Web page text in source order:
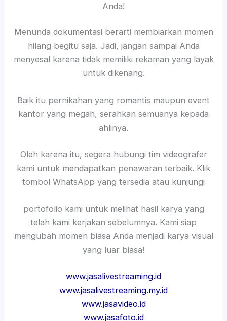
Anda!
Menunda dokumentasi berarti membiarkan momen
hilang begitu saja. Jadi, jangan sampai Anda
menyesal karena tidak memiliki rekaman yang layak
untuk dikenang.
Baik itu pernikahan yang romantis maupun event
kantor yang megah, serahkan semuanya kepada
ahlinya.
Oleh karena itu, segera hubungi tim videografer
kami untuk mendapatkan penawaran terbaik. Klik
tombol WhatsApp yang tersedia atau kunjungi
portofolio kami untuk melihat hasil karya yang
telah kami kerjakan sebelumnya. Kami siap
mengubah momen biasa Anda menjadi karya visual
yang luar biasa!
www.jasalivestreaming.id
www.jasalivestreaming.my.id
www.jasavideo.id
www.jasafoto.id